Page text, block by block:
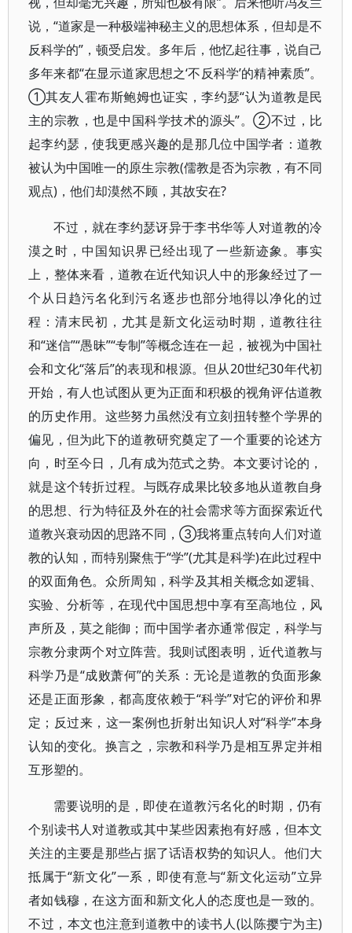
说，“道家是一种极端神秘主义的思想体系，但却是不
反科学的”，顿受启发。多年后，他忆起往事，说自己
多年来都“在显示道家思想之‘不反科学’的精神素质”。
①其友人霍布斯鲍姆也证实，李约瑟“认为道教是民
主的宗教，也是中国科学技术的源头”。②不过，比
起李约瑟，使我更感兴趣的是那几位中国学者：道教
被认为中国唯一的原生宗教(儒教是否为宗教，有不同
观点)，他们却漠然不顾，其故安在?
不过，就在李约瑟讶异于李书华等人对道教的冷
漠之时，中国知识界已经出现了一些新迹象。事实
上，整体来看，道教在近代知识人中的形象经过了一
个从日趋污名化到污名逐步也部分地得以净化的过
程：清末民初，尤其是新文化运动时期，道教往往
和“迷信”“愚昧”“专制”等概念连在一起，被视为中国社
会和文化“落后”的表现和根源。但从20世纪30年代初
开始，有人也试图从更为正面和积极的视角评估道教
的历史作用。这些努力虽然没有立刻扭转整个学界的
偏见，但为此下的道教研究奠定了一个重要的论述方
向，时至今日，几有成为范式之势。本文要讨论的，
就是这个转折过程。与既存成果比较多地从道教自身
的思想、行为特征及外在的社会需求等方面探索近代
道教兴衰动因的思路不同，③我将重点转向人们对道
教的认知，而特别聚焦于“学”(尤其是科学)在此过程中
的双面角色。众所周知，科学及其相关概念如逻辑、
实验、分析等，在现代中国思想中享有至高地位，风
声所及，莫之能御；而中国学者亦通常假定，科学与
宗教分隶两个对立阵营。我则试图表明，近代道教与
科学乃是“成败萧何”的关系：无论是道教的负面形象
还是正面形象，都高度依赖于“科学”对它的评价和界
定；反过来，这一案例也折射出知识人对“科学”本身
认知的变化。换言之，宗教和科学乃是相互界定并相
互形塑的。
需要说明的是，即使在道教污名化的时期，仍有
个别读书人对道教或其中某些因素抱有好感，但本文
关注的主要是那些占据了话语权势的知识人。他们大
抵属于“新文化”一系，即使有意与“新文化运动”立异
者如钱穆，在这方面和新文化人的态度也是一致的。
不过，本文也注意到道教中的读书人(以陈撄宁为主)